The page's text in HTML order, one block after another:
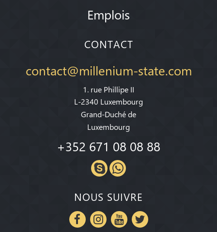
Emplois
CONTACT
contact@millenium-state.com
1. rue Phillipe II
L-2340 Luxembourg
Grand-Duché de
Luxembourg
+352 671 08 08 88
NOUS SUIVRE